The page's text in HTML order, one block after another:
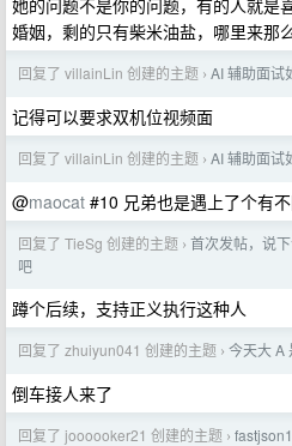
她的问题不是你的问题，有的人就是
婚姻，剩的只有柴米油盐，哪里来那
回复了 villainLin 创建的主题 › AI 辅助面试
记得可以要求双机位视频面
回复了 villainLin 创建的主题 › AI 辅助面试
@maocat #10 兄弟也是遇上了个有
回复了 TieSg 创建的主题 › 首次发帖，说
吧
蹲个后续，支持正义执行这种人
回复了 zhuiyun041 创建的主题 › 今天大 A
倒车接人来了
回复了 joooooker21 创建的主题 ›